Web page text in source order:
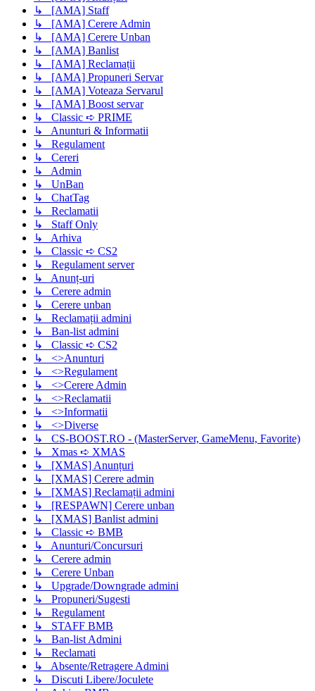
↳ [AMA] Staff
↳ [AMA] Cerere Admin
↳ [AMA] Cerere Unban
↳ [AMA] Banlist
↳ [AMA] Reclamații
↳ [AMA] Propuneri Servar
↳ [AMA] Voteaza Servarul
↳ [AMA] Boost servar
↳ Classic ➪ PRIME
↳ Anunturi & Informatii
↳ Regulament
↳ Cereri
↳ Admin
↳ UnBan
↳ ChatTag
↳ Reclamatii
↳ Staff Only
↳ Arhiva
↳ Classic ➪ CS2
↳ Regulament server
↳ Anunț-uri
↳ Cerere admin
↳ Cerere unban
↳ Reclamații admini
↳ Ban-list admini
↳ Classic ➪ CS2
↳ <>Anunturi
↳ <>Regulament
↳ <>Cerere Admin
↳ <>Reclamatii
↳ <>Informatii
↳ <>Diverse
↳ CS-BOOST.RO - (MasterServer, GameMenu, Favorite)
↳ Xmas ➪ XMAS
↳ [XMAS] Anunțuri
↳ [XMAS] Cerere admin
↳ [XMAS] Reclamații admini
↳ [RESPAWN] Cerere unban
↳ [XMAS] Banlist admini
↳ Classic ➪ BMB
↳ Anunturi/Concursuri
↳ Cerere admin
↳ Cerere Unban
↳ Upgrade/Downgrade admini
↳ Propuneri/Sugesti
↳ Regulament
↳ STAFF BMB
↳ Ban-list Admini
↳ Reclamati
↳ Absente/Retragere Admini
↳ Discuti Libere/Joculete